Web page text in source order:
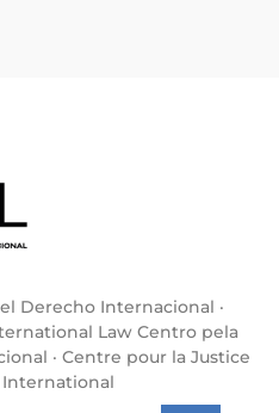
Derecho Internacional ·
Law Centro pela
· Centre pour la Justice